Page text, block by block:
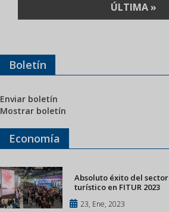
ÚLTIMA
PÁGINA
ÚLTIMA »
Boletín
Enviar boletín
Mostrar boletín
Economía
Absoluto éxito del sector
turístico en FITUR 2023
23, Ene, 2023